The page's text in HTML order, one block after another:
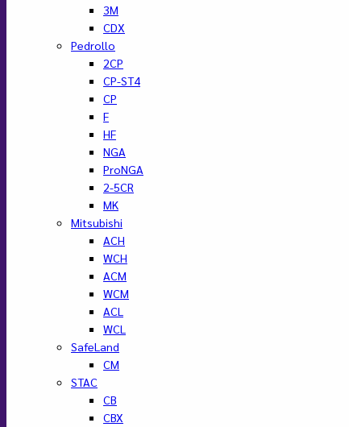
3M
CDX
Pedrollo
2CP
CP-ST4
CP
F
HF
NGA
ProNGA
2-5CR
MK
Mitsubishi
ACH
WCH
ACM
WCM
ACL
WCL
SafeLand
CM
STAC
CB
CBX